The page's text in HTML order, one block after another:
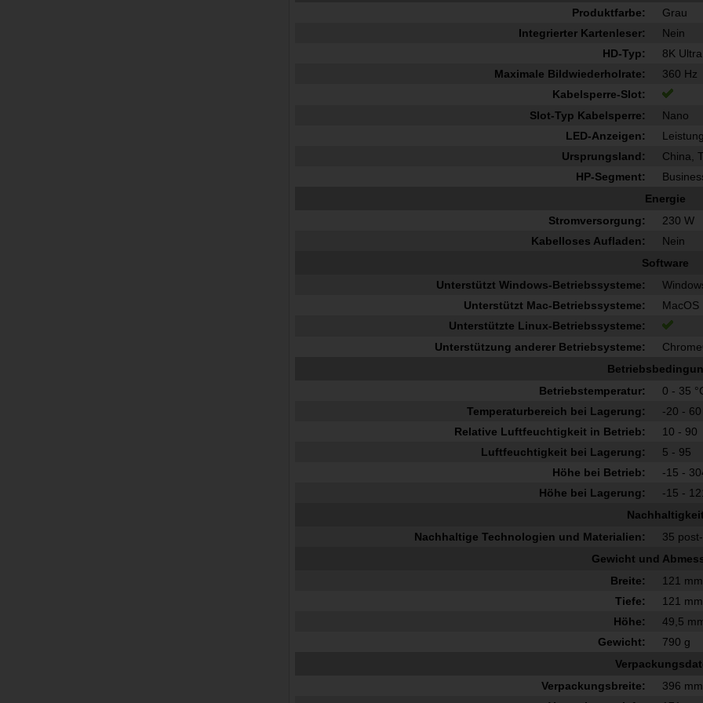
Produktfarbe:
Grau
Integrierter Kartenleser:
Nein
HD-Typ:
8K
Maximale Bildwiederholrate:
360 Hz
Kabelsperre-Slot:
Slot-Typ Kabelsperre:
Nano
LED-Anzeigen:
Leistung
Ursprungsland:
China,
HP-Segment:
Energie
Stromversorgung:
230 W
Kabelloses Aufladen:
Nein
Software
Unterstützt Windows-Betriebssysteme:
Unterstützt Mac-Betriebssysteme:
MacOS
Unterstützte Linux-Betriebssysteme:
Unterstützung anderer Betriebsysteme:
Betriebstemperatur:
0 - 35
Temperaturbereich bei Lagerung:
-20 - 60
Relative Luftfeuchtigkeit in Betrieb:
10 - 90
Luftfeuchtigkeit bei Lagerung:
5 - 95
Höhe bei Betrieb:
-15 -
Höhe bei Lagerung:
-15 -
Nachhaltigkeit
Nachhaltige Technologien und Materialien:
35
Gewicht und
Breite:
121 mm
Tiefe:
121 mm
Höhe:
49,5
Gewicht:
790 g
Verpackungsbreite:
396 mm